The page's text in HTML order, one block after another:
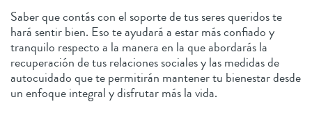
Saber que contás con el soporte de tus seres queridos te
hará sentir bien. Eso te ayudará a estar más confiado y
tranquilo respecto a la manera en la que abordarás la
recuperación de tus relaciones sociales y las medidas de
autocuidado que te permitirán mantener tu bienestar desde
un enfoque integral y disfrutar más la vida.